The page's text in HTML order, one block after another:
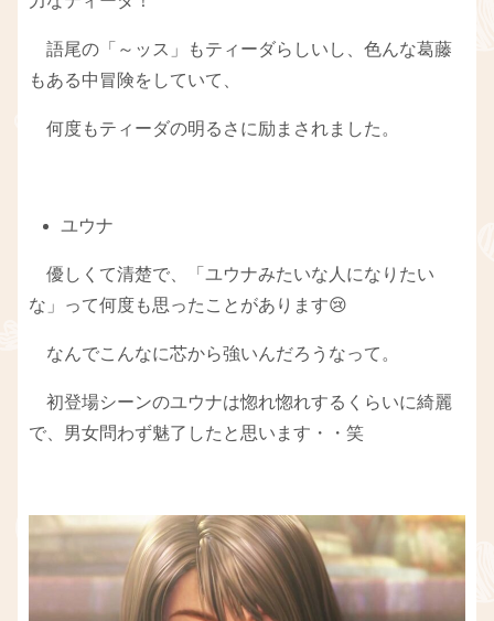
語尾の「～ッス」もティーダらしいし、色んな葛藤
もある中冒険をしていて、
何度もティーダの明るさに励まされました。
ユウナ
優しくて清楚で、「ユウナみたいな人になりたい
な」って何度も思ったことがあります😢
なんでこんなに芯から強いんだろうなって。
初登場シーンのユウナは惚れ惚れするくらいに綺麗
で、男女問わず魅了したと思います・・笑